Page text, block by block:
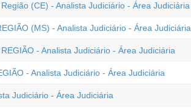
(CE) - Analista Judiciário - Área Judiciária
(MS) - Analista Judiciário - Área Judiciária
- Analista Judiciário - Área Judiciária
- Analista Judiciário - Área Judiciária
Judiciário - Área Judiciária